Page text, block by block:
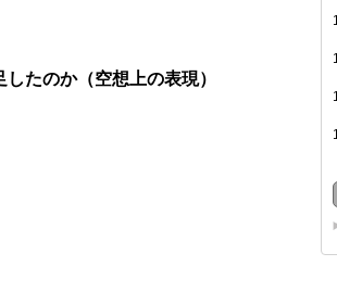
たのか（空想上の表現）